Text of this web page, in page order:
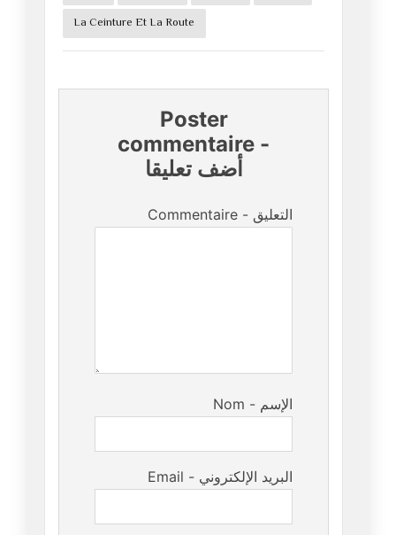
La Ceinture Et La Route
Poster
commentaire -
أضف تعليقا
Commentaire - التعليق
Nom - الإسم
Email - البريد الإلكتروني